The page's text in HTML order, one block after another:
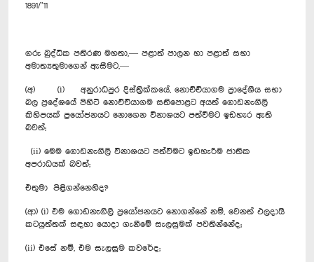
1891/’11
ගරු බුද්ධික පතිරණ මහතා,— පළාත් පාලන හා පළාත් සභා
අමාත්‍යතුමාගෙන් ඇසීමට,—
(අ) (i) අනුරාධපුර දිස්ත්‍රික්කයේ, ‍නොච්චි‍යාගම ප්‍රාදේශීය සභා
බල ප්‍රදේශයේ පිහිටි නොච්චියාගම සතිපොළට අයත් ගොඩනැගිලි
කිහිපයක් ප්‍ර‍යෝජනයට ‍නොගෙන විනාශයට පත්වීමට ඉඩහැර ඇති
බවත්;
(ii) මෙම ගොඩනැගිලි විනාශ‍යට පත්වීමට ඉඩහැරීම ජාතික
අපරාධයක් බවත්;
එතුමා පිළිගන්නෙහිද?
(ආ) (i) එම ගොඩනැගිලි ප්‍රයෝජනයට නොගන්නේ නම්, වෙනත් ඵලදායී
කටයුත්තක් සඳහා යොදා ගැනීමේ සැලසුමක් පවතින්නේද;
(ii) එසේ නම්, එම සැ‍ලසුම කවරේද;